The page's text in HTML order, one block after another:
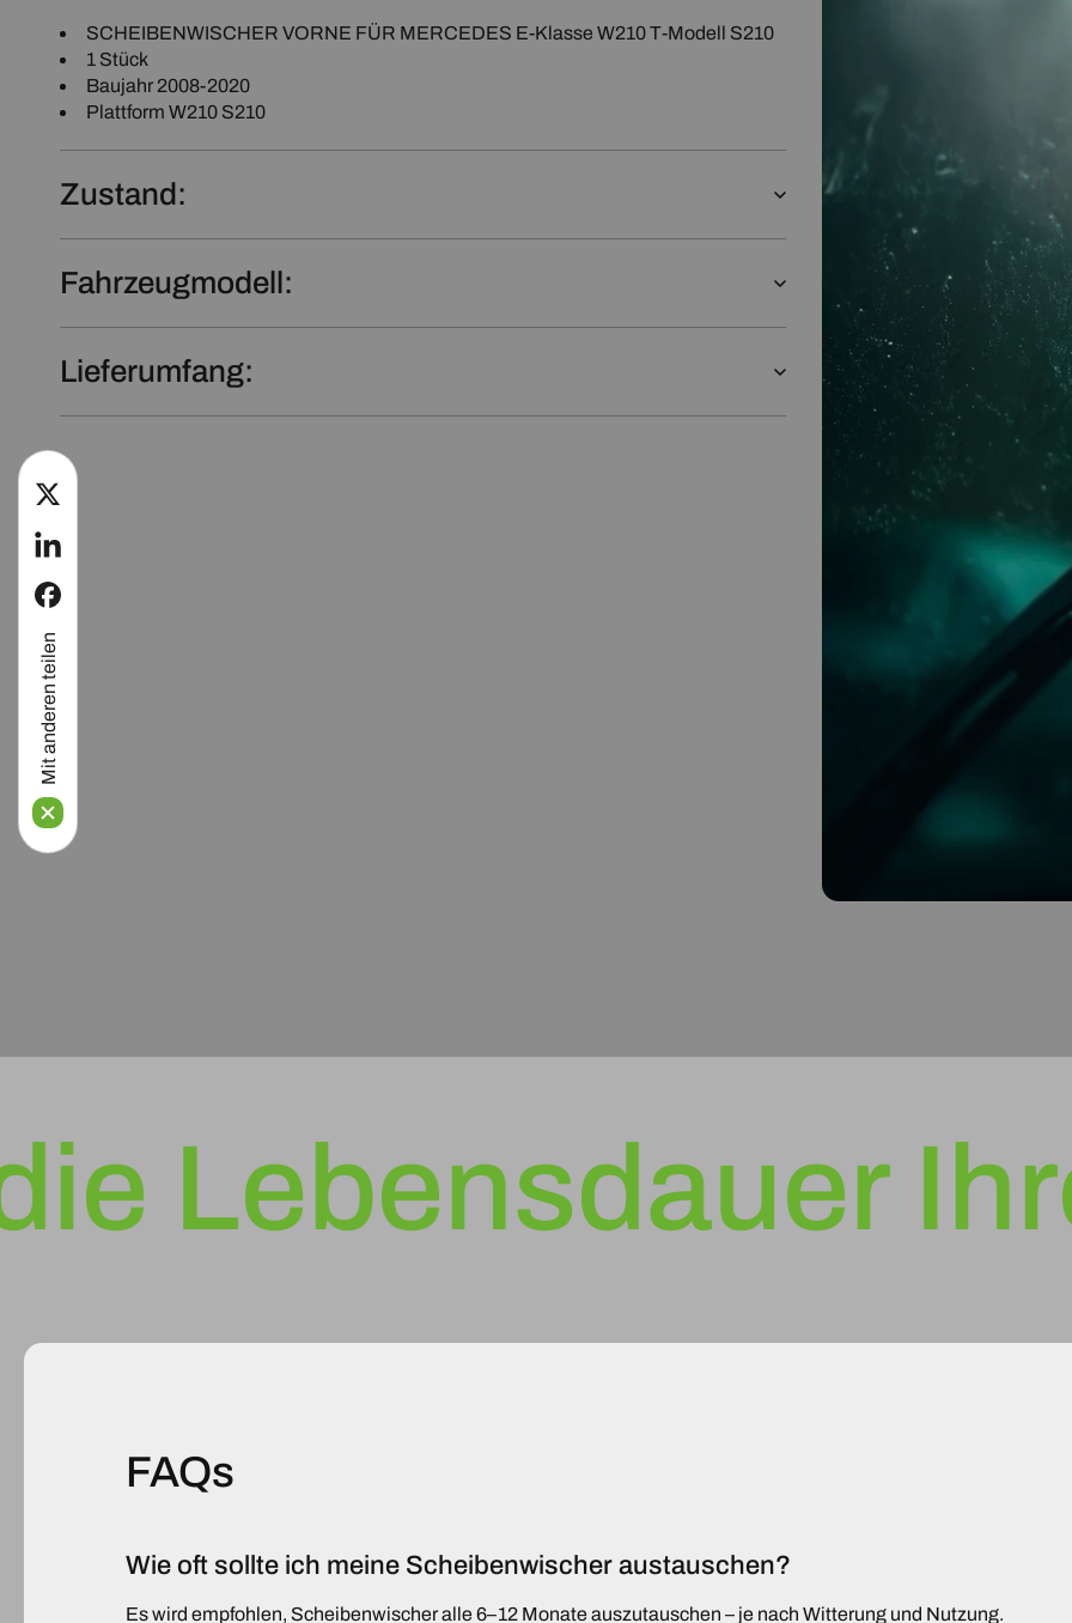
SCHEIBENWISCHER VORNE FÜR MERCEDES E-Klasse W210 T-Modell S210
1 Stück
Baujahr 2008-2020
Plattform W210 S210
Zustand:
Fahrzeugmodell:
Lieferumfang:
Ihres
FAQs
Wie oft sollte ich meine Scheibenwischer austauschen?
Es wird empfohlen, Scheibenwischer alle 6–12 Monate auszutauschen – je nach Witterung und Nutzung.
facebook
linkedin
twitter
Mit anderen teilen